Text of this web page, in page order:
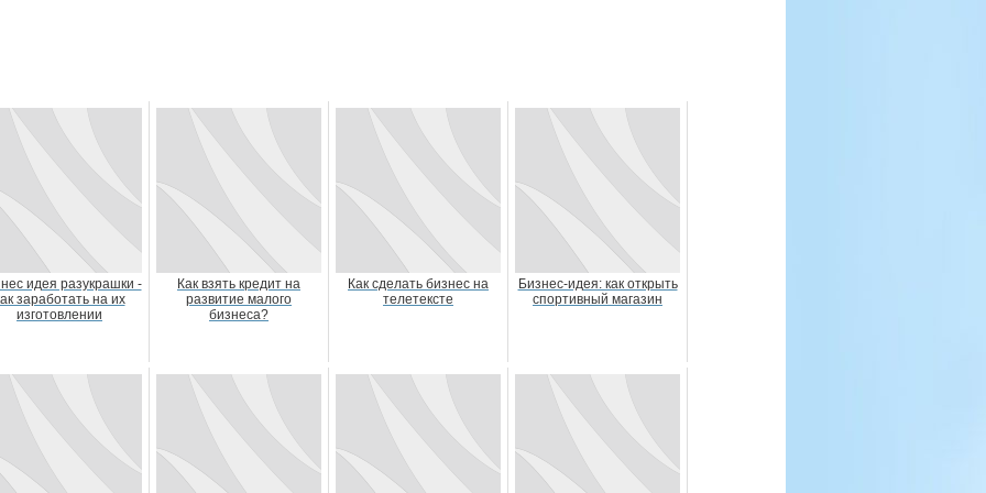
идея разукрашки -
заработать на их
изготовлении
Как взять кредит на
развитие малого
бизнеса?
Как сделать бизнес на
телетексте
Бизнес-идея: как открыть
спортивный магазин